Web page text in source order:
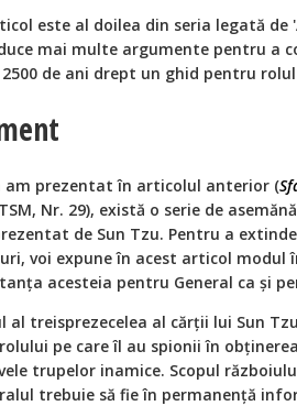
este al doilea din seria legată de
mai multe argumente pentru a
2500 de ani drept un ghid pentru
am prezentat în articolul anterior (
Nr. 29), există o serie de
de Sun Tzu. Pentru a
voi expune în acest articol
acesteia pentru General ca și
al treisprezecelea al cărții lui Sun
pe care îl au spionii în
trupelor inamice. Scopul
trebuie să fie în permanență